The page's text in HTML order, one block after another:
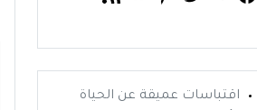
اقتباسات عميقة عن الحياة